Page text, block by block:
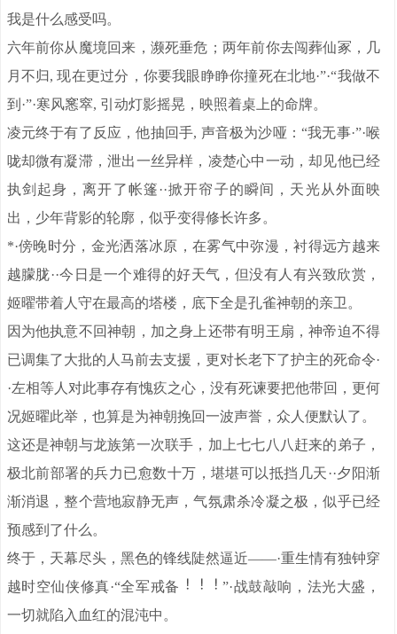
我是什么感受吗。
六年前你从魔境回来，濒死垂危；两年前你去闯葬仙冢，几
月不归, 现在更过分，你要我眼睁睁你撞死在北地·”·“我做不
到·”·寒风窸窣, 引动灯影摇晃，映照着桌上的命牌。
凌元终于有了反应，他抽回手, 声音极为沙哑：“我无事·”·喉
咙却微有凝滞，泄出一丝异样，凌楚心中一动，却见他已经
执剑起身，离开了帐篷··掀开帘子的瞬间，天光从外面映
出，少年背影的轮廓，似乎变得修长许多。
*·傍晚时分，金光洒落冰原，在雾气中弥漫，衬得远方越来
越朦胧··今日是一个难得的好天气，但没有人有兴致欣赏，
姬曜带着人守在最高的塔楼，底下全是孔雀神朝的亲卫。
因为他执意不回神朝，加之身上还带有明王扇，神帝迫不得
已调集了大批的人马前去支援，更对长老下了护主的死命令·
·左相等人对此事存有愧疚之心，没有死谏要把他带回，更何
况姬曜此举，也算是为神朝挽回一波声誉，众人便默认了。
这还是神朝与龙族第一次联手，加上七七八八赶来的弟子，
极北前部署的兵力已愈数十万，堪堪可以抵挡几天··夕阳渐
渐消退，整个营地寂静无声，气氛肃杀冷凝之极，似乎已经
预感到了什么。
终于，天幕尽头，黑色的锋线陡然逼近——·重生情有独钟穿
越时空仙侠修真·“全军戒备
”·战鼓敲响，法光大盛，
一切就陷入血红的混沌中。